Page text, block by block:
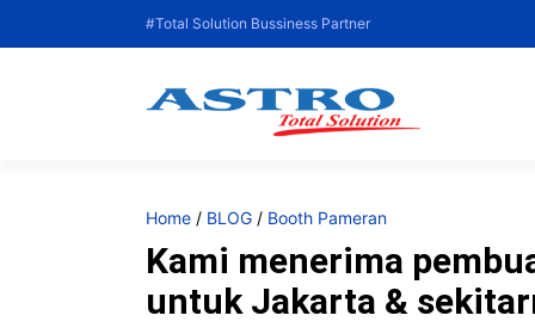
ke
#Total Solution Bussiness Partner
Home / BLOG / Booth Pameran
Kami menerima
untuk Jakarta &